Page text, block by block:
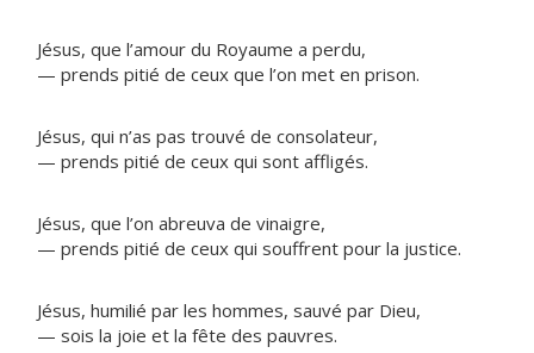
Jésus, que l’amour du Royaume a perdu,
— prends pitié de ceux que l’on met en prison.
Jésus, qui n’as pas trouvé de consolateur,
— prends pitié de ceux qui sont affligés.
Jésus, que l’on abreuva de vinaigre,
— prends pitié de ceux qui souffrent pour la justice.
Jésus, humilié par les hommes, sauvé par Dieu,
— sois la joie et la fête des pauvres.